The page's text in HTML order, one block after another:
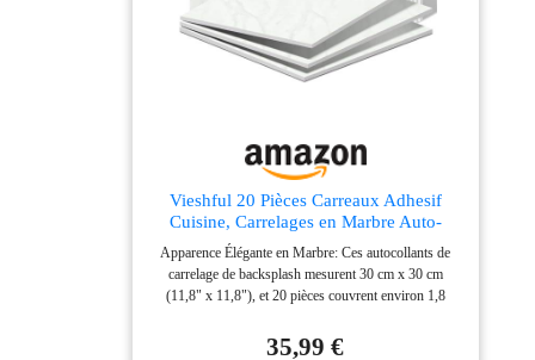
appartement, location, camping-car, etc.
Vieshful 20 Pièces Carreaux Adhesif
Cuisine, Carrelages en Marbre Auto-
Adhésifs de 30 x 30 cm pour mur,
Carrelages Adhésifs Pour Cuisine, Salle
de Bains Salon
Apparence Élégante en Marbre: Ces autocollants de
carrelage de backsplash mesurent 30 cm x 30 cm
(11,8" x 11,8"), et 20 pièces couvrent environ 1,8
marbre, ces carrelages adhésifs muraux cuisine
35,99 €